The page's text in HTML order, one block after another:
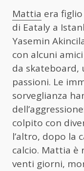
Mattia era
di Eataly a
Yasemin
con alcuni
da skateboard,
passioni. Le
sorveglianza
colpito con
l’altro, dopo la
calcio. Mattia è
venti giorni,